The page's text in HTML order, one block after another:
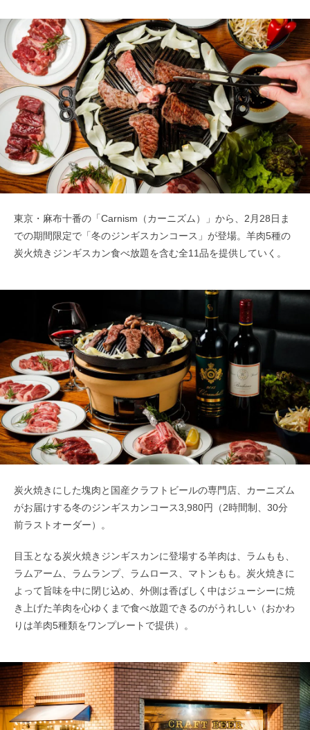
東京・麻布十番の「Carnism（カーニズム）」から、2月28日ま
での期間限定で「冬のジンギスカンコース」が登場。羊肉5種の
炭火焼きジンギスカン食べ放題を含む全11品を提供していく。
炭火焼きにした塊肉と国産クラフトビールの専門店、カーニズム
がお届けする冬のジンギスカンコース3,980円（2時間制、30分
前ラストオーダー）。
目玉となる炭火焼きジンギスカンに登場する羊肉は、ラムもも、
ラムアーム、ラムランプ、ラムロース、マトンもも。炭火焼きに
よって旨味を中に閉じ込め、外側は香ばしく中はジューシーに焼
き上げた羊肉を心ゆくまで食べ放題できるのがうれしい（おかわ
りは羊肉5種類をワンプレートで提供）。